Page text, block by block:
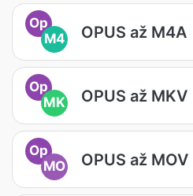
Op
M4
OPUS až M4A
Op
MK
OPUS až MKV
Op
MO
OPUS až MOV